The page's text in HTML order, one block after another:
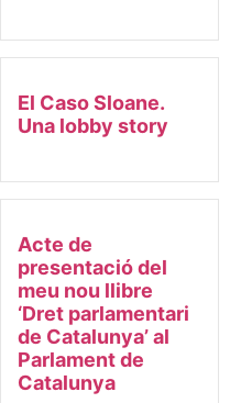
El Caso Sloane.
Una lobby story
Acte de
presentació del
meu nou llibre
‘Dret parlamentari
de Catalunya’ al
Parlament de
Catalunya